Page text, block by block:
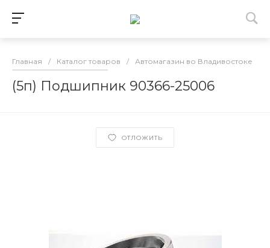
Главная / Каталог товаров / Автомагазин во Владивостоке
(5п) Подшипник 90366-25006
ОТЛОЖИТЬ